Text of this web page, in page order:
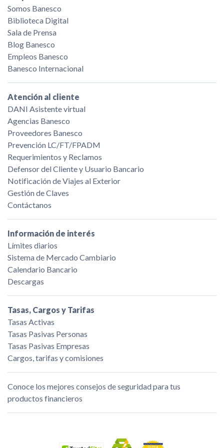
Somos Banesco
Biblioteca Digital
Sala de Prensa
Blog Banesco
Empleos Banesco
Banesco Internacional
Atención al cliente
DANI Asistente virtual
Agencias Banesco
Proveedores Banesco
Prevención LC/FT/FPADM
Requerimientos y Reclamos
Defensor del Cliente y Usuario Bancario
Notificación de Viajes al Exterior
Gestión de Claves
Contáctanos
Información de interés
Límites diarios
Sistema de Mercado Cambiario
Calendario Bancario
Descargas
Tasas, Cargos y Tarifas
Tasas Activas
Tasas Pasivas Personas
Tasas Pasivas Empresas
Cargos, tarifas y comisiones
Conoce los mejores consejos de seguridad para tus
productos financieros